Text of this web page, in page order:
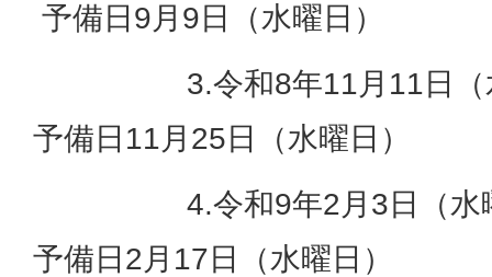
予備日9月9日（水曜日）
3.令和8年11月11日（水
予備日11月25日（水曜日）
4.令和9年2月3日（水
予備日2月17日（水曜日）